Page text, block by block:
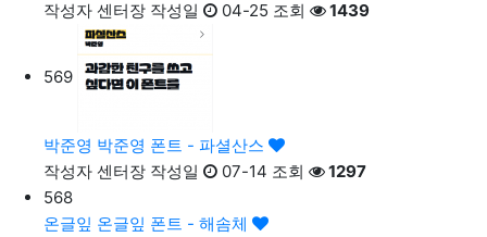
작성자 센터장 작성일 04-25 조회 1439
569
박준영 박준영 폰트 - 파셜산스
작성자 센터장 작성일 07-14 조회
1297
568
온글잎 온글잎 폰트 - 해솜체